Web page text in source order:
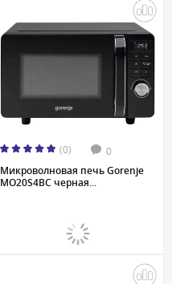
(0) 0
Микроволновая печь Gorenje
MO20S4BC черная...